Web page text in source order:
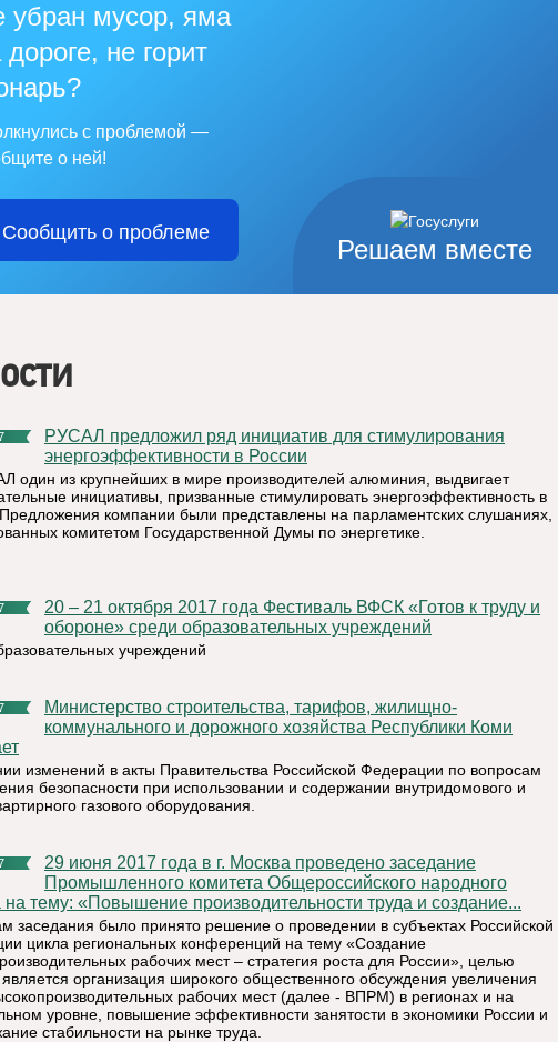
Решаем вместе
убран мусор, яма
дороге, не горит
с проблемой —
о ней!
Сообщить о проблеме
РУСАЛ предложил ряд инициатив для стимулирования
энергоэффективности в России
один из крупнейших в мире производителей алюминия, выдвигает
инициативы, призванные стимулировать энергоэффективность в
компании были представлены на парламентских слушаниях,
комитетом Государственной Думы по энергетике.
20 – 21 октября 2017 года Фестиваль ВФСК «Готов к труду и
обороне» среди образовательных учреждений
учреждений
Министерство строительства, тарифов, жилищно-
коммунального и дорожного хозяйства Республики Коми
изменений в акты Правительства Российской Федерации по вопросам
безопасности при использовании и содержании внутридомового и
газового оборудования.
29 июня 2017 года в г. Москва проведено заседание
Промышленного комитета Общероссийского народного
тему: «Повышение производительности труда и создание...
заседания было принято решение о проведении в субъектах Российской
цикла региональных конференций на тему «Создание
рабочих мест – стратегия роста для России», целью
организация широкого общественного обсуждения увеличения
рабочих мест (далее - ВПРМ) в регионах и на
уровне, повышение эффективности занятости в экономики России и
стабильности на рынке труда.